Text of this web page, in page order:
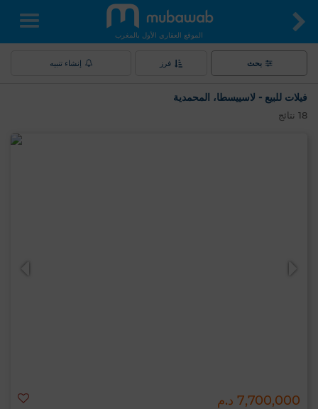
الموقع العقاري الأول بالمغرب
بحث فرز إنشاء تنبيه
فيلات للبيع - لاسييسطا، المحمدية
18 نتائج
7,700,000 د.م